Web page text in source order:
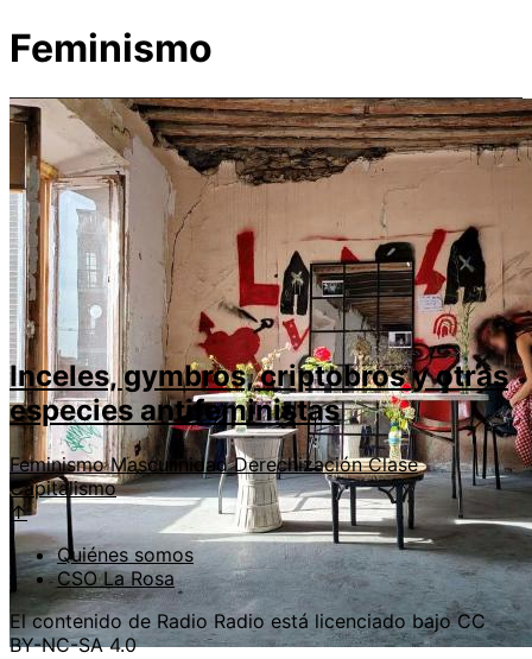
Feminismo
Inceles, gymbros, criptobros y otras
especies antifeministas
FeminismoMasculinidadDerechizaciónClase
Capitalismo
↑
Quiénes somos
CSO La Rosa
El contenido de Radio Radio está licenciado bajo CC
BY-NC-SA 4.0